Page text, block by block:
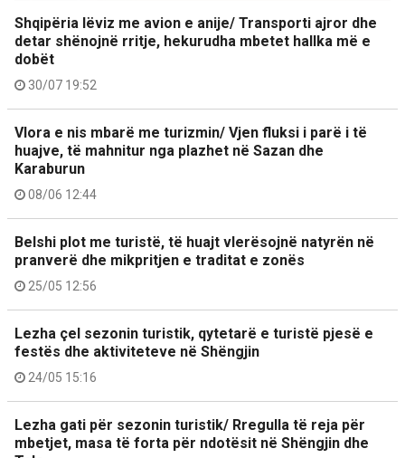
Shqipëria lëviz me avion e anije/ Transporti ajror dhe
detar shënojnë rritje, hekurudha mbetet hallka më e
dobët
30/07 19:52
Vlora e nis mbarë me turizmin/ Vjen fluksi i parë i të
huajve, të mahnitur nga plazhet në Sazan dhe
Karaburun
08/06 12:44
Belshi plot me turistë, të huajt vlerësojnë natyrën në
pranverë dhe mikpritjen e traditat e zonës
25/05 12:56
Lezha çel sezonin turistik, qytetarë e turistë pjesë e
festës dhe aktiviteteve në Shëngjin
24/05 15:16
Lezha gati për sezonin turistik/ Rregulla të reja për
mbetjet, masa të forta për ndotësit në Shëngjin dhe